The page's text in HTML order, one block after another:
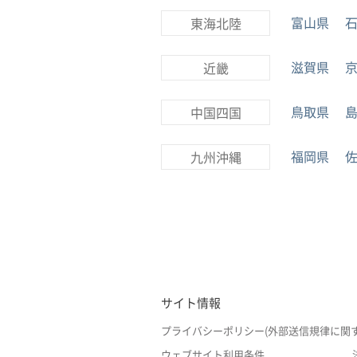
東海北陸 富山県
近畿 滋賀県
中国四国 鳥取県
九州沖縄 福岡県
サイト情報
プライバシーポリシー(外部送信規律に関
ウェブサイト利用条件